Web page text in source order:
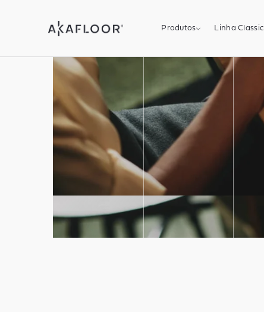
Produtos Linha Classic